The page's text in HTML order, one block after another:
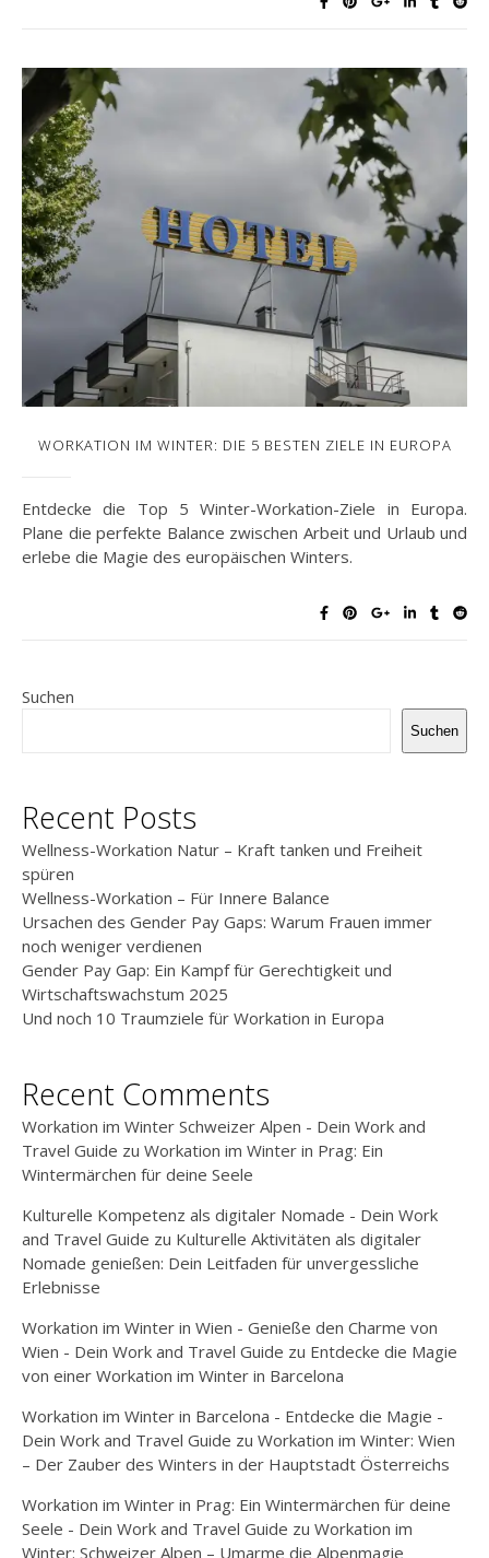
WORKATION IM WINTER: DIE 5 BESTEN ZIELE IN EUROPA
Entdecke die Top 5 Winter-Workation-Ziele in Europa.
Plane die perfekte Balance zwischen Arbeit und Urlaub und
erlebe die Magie des europäischen Winters.
Suchen
Suchen
Recent Posts
Wellness-Workation Natur – Kraft tanken und Freiheit
spüren
Wellness-Workation – Für Innere Balance
Ursachen des Gender Pay Gaps: Warum Frauen immer
noch weniger verdienen
Gender Pay Gap: Ein Kampf für Gerechtigkeit und
Wirtschaftswachstum 2025
Und noch 10 Traumziele für Workation in Europa
Recent Comments
Workation im Winter Schweizer Alpen - Dein Work and
Travel Guide zu Workation im Winter in Prag: Ein
Wintermärchen für deine Seele
Kulturelle Kompetenz als digitaler Nomade - Dein Work
and Travel Guide zu Kulturelle Aktivitäten als digitaler
Nomade genießen: Dein Leitfaden für unvergessliche
Erlebnisse
Workation im Winter in Wien - Genieße den Charme von
Wien - Dein Work and Travel Guide zu Entdecke die Magie
von einer Workation im Winter in Barcelona
Workation im Winter in Barcelona - Entdecke die Magie -
Dein Work and Travel Guide zu Workation im Winter: Wien
– Der Zauber des Winters in der Hauptstadt Österreichs
Workation im Winter in Prag: Ein Wintermärchen für deine
Seele - Dein Work and Travel Guide zu Workation im
Winter: Schweizer Alpen – Umarme die Alpenmagie